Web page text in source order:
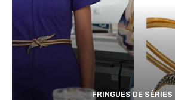
FRINGUES DE SÉRIES